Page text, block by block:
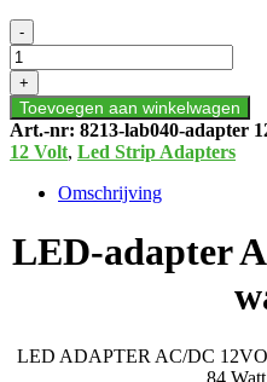
LED
ADAPTER
AC/DC
12VOLT
84Watt
aantal
-
+
Toevoegen aan winkelwagen
Art.-nr: 8213-lab040-adapter
12 Volt, Led Strip Adapters
Omschrijving
LED-adapter
LED ADAPTER AC/DC
84